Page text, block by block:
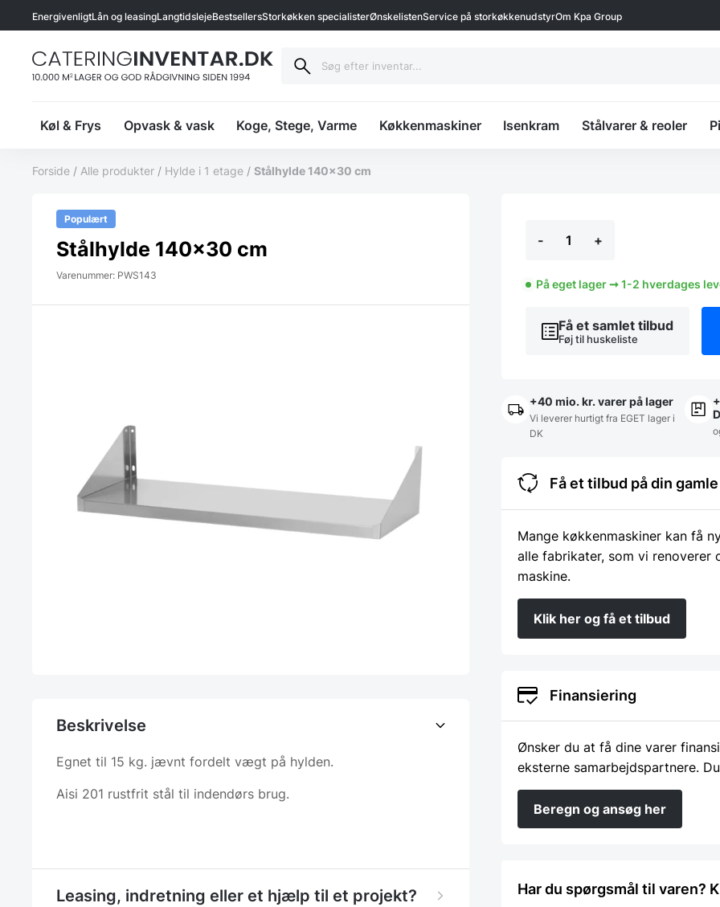
EnergivenligtLån og leasingLangtidslejeBestsellersStorkøkken specialisterØnskelistenService på storkøkkenudstyrOm Kpa Group
Køl & Frys Opvask & vask Koge, Stege, Varme Køkkenmaskiner Isenkram Stålvarer & reoler
Forside / Alle produkter / Hylde i 1 etage / Stålhylde 140×30 cm
Populært
Stålhylde 140×30 cm
Varenummer: PWS143
Beskrivelse
Egnet til 15 kg. jævnt fordelt vægt på hylden.
Aisi 201 rustfrit stål til indendørs brug.
Leasing, indretning eller et hjælp til et projekt?
-
140x30
+
På eget lager ➞ 1-2 hverdages
Få et samlet tilbud
Føj til huskeliste
+40 mio. kr. varer på lager
Vi leverer hurtigt fra EGET lager i
DK
Få et tilbud på din
Mange køkkenmaskiner kan få
alle fabrikater, som vi
maskine.
Klik her og få et tilbud
Finansiering
Ønsker du at få dine varer
eksterne samarbejdspartnere.
Beregn og ansøg her
Har du spørgsmål til varen?